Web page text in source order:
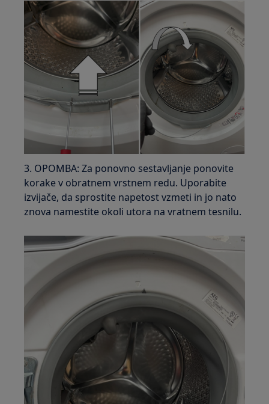
3. OPOMBA: Za ponovno sestavljanje ponovite
korake v obratnem vrstnem redu. Uporabite
izvijače, da sprostite napetost vzmeti in jo nato
znova namestite okoli utora na vratnem tesnilu.